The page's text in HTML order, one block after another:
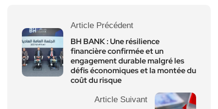
Article Précédent
BH BANK : Une résilience
financière confirmée et un
engagement durable malgré les
défis économiques et la montée du
coût du risque
Article Suivant